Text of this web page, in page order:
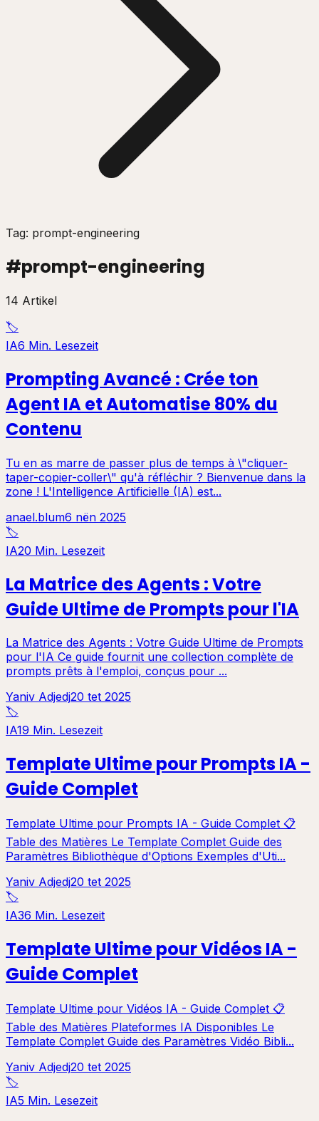
Tag: prompt-engineering
#prompt-engineering
14 Artikel
🏷️
IA6 Min. Lesezeit
Prompting Avancé : Crée ton
Agent IA et Automatise 80% du
Contenu
Tu en as marre de passer plus de temps à \"cliquer-
taper-copier-coller\" qu'à réfléchir ? Bienvenue dans la
zone ! L'Intelligence Artificielle (IA) est...
anael.blum6 nën 2025
🏷️
IA20 Min. Lesezeit
La Matrice des Agents : Votre
Guide Ultime de Prompts pour l'IA
La Matrice des Agents : Votre Guide Ultime de Prompts
pour l'IA Ce guide fournit une collection complète de
prompts prêts à l'emploi, conçus pour ...
Yaniv Adjedj20 tet 2025
🏷️
IA19 Min. Lesezeit
Template Ultime pour Prompts IA -
Guide Complet
Template Ultime pour Prompts IA - Guide Complet 📋
Table des Matières Le Template Complet Guide des
Paramètres Bibliothèque d'Options Exemples d'Uti...
Yaniv Adjedj20 tet 2025
🏷️
IA36 Min. Lesezeit
Template Ultime pour Vidéos IA -
Guide Complet
Template Ultime pour Vidéos IA - Guide Complet 📋
Table des Matières Plateformes IA Disponibles Le
Template Complet Guide des Paramètres Vidéo Bibli...
Yaniv Adjedj20 tet 2025
🏷️
IA5 Min. Lesezeit